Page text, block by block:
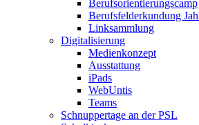
Berufsorientierungscamp
Berufsfelderkundung
Linksammlung
Digitalisierung
Medienkonzept
Ausstattung
iPads
WebUntis
Teams
Schnuppertage an der PSL